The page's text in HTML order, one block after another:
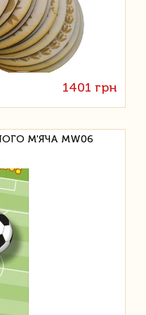
1401 грн
М'ЯЧА MW06